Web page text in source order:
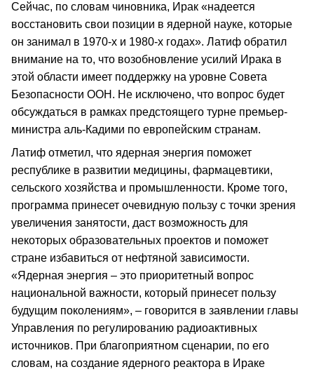
Сейчас, по словам чиновника, Ирак «надеется
восстановить свои позиции в ядерной науке, которые
он занимал в 1970-х и 1980-х годах». Латиф обратил
внимание на то, что возобновление усилий Ирака в
этой области имеет поддержку на уровне Совета
Безопасности ООН. Не исключено, что вопрос будет
обсуждаться в рамках предстоящего турне премьер-
министра аль-Кадими по европейским странам.
Латиф отметил, что ядерная энергия поможет
республике в развитии медицины, фармацевтики,
сельского хозяйства и промышленности. Кроме того,
программа принесет очевидную пользу с точки зрения
увеличения занятости, даст возможность для
некоторых образовательных проектов и поможет
стране избавиться от нефтяной зависимости.
«Ядерная энергия – это приоритетный вопрос
национальной важности, который принесет пользу
будущим поколениям», – говорится в заявлении главы
Управления по регулированию радиоактивных
источников. При благоприятном сценарии, по его
словам, на создание ядерного реактора в Ираке